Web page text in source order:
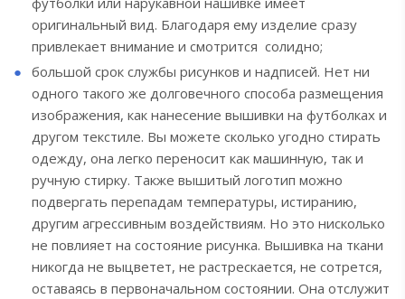
оригинальный вид. Благодаря ему изделие сразу
привлекает внимание и смотрится солидно;
большой срок службы рисунков и надписей. Нет ни
одного такого же долговечного способа размещения
изображения, как нанесение вышивки на футболках и
другом текстиле. Вы можете сколько угодно стирать
одежду, она легко переносит как машинную, так и
ручную стирку. Также вышитый логотип можно
подвергать перепадам температуры, истиранию,
другим агрессивным воздействиям. Но это нисколько
не повлияет на состояние рисунка. Вышивка на ткани
никогда не выцветет, не растрескается, не сотрется,
оставаясь в первоначальном состоянии. Она отслужит